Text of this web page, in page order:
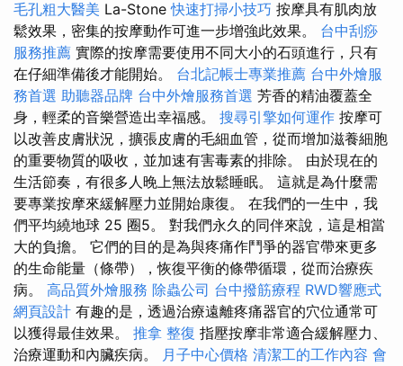
毛孔粗大醫美 La-Stone快速打掃小技巧 按摩具有肌肉放
鬆效果，密集的按摩動作可進一步增強此效果。 台中刮痧
服務推薦 實際的按摩需要使用不同大小的石頭進行，只有
在仔細準備後才能開始。 台北記帳士專業推薦 台中外燴服
務首選 助聽器品牌 台中外燴服務首選 芳香的精油覆蓋全
身，輕柔的音樂營造出幸福感。 搜尋引擎如何運作 按摩可
以改善皮膚狀況，擴張皮膚的毛細血管，從而增加滋養細胞
的重要物質的吸收，並加速有害毒素的排除。 由於現在的
生活節奏，有很多人晚上無法放鬆睡眠。 這就是為什麼需
要專業按摩來緩解壓力並開始康復。 在我們的一生中，我
們平均繞地球 25 圈5。 對我們永久的同伴來說，這是相當
大的負擔。 它們的目的是為與疼痛作鬥爭的器官帶來更多
的生命能量（條帶），恢復平衡的條帶循環，從而治療疾
病。 高品質外燴服務 除蟲公司 台中撥筋療程 RWD響應式
網頁設計 有趣的是，透過治療遠離疼痛器官的穴位通常可
以獲得最佳效果。 推拿 整復 指壓按摩非常適合緩解壓力、
治療運動和內臟疾病。 月子中心價格 清潔工的工作內容 會